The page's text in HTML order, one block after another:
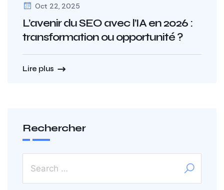
Oct 22, 2025
L’avenir du SEO avec l’IA en 2026 :
transformation ou opportunité ?
Lire plus
Rechercher